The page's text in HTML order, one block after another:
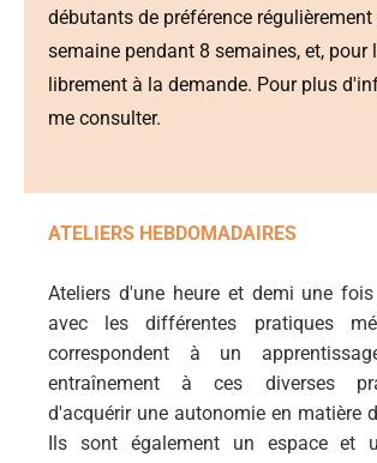
débutants de préférence
semaine pendant 8 semaines, et, pour
librement à la demande. Pour plus
me consulter.
ATELIERS HEBDOMADAIRES
Ateliers d'une heure et demi une
avec les différentes pratiques
correspondent à un
entraînement à ces diverses
d'acquérir une autonomie en matière
Ils sont également un espace et